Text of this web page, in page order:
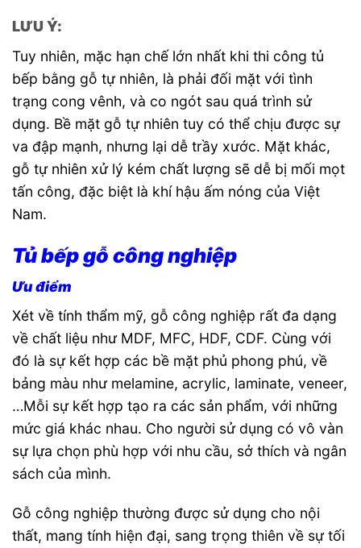
LƯU Ý:
Tuy nhiên, mặc hạn chế lớn nhất khi thi công tủ
bếp bằng gỗ tự nhiên, là phải đối mặt với tình
trạng cong vênh, và co ngót sau quá trình sử
dụng. Bề mặt gỗ tự nhiên tuy có thể chịu được sự
va đập mạnh, nhưng lại dễ trầy xước. Mặt khác,
gỗ tự nhiên xử lý kém chất lượng sẽ dễ bị mối mọt
tấn công, đặc biệt là khí hậu ấm nóng của Việt
Nam.
Tủ bếp gỗ công nghiệp
Ưu điểm
Xét về tính thẩm mỹ, gỗ công nghiệp rất đa dạng
về chất liệu như MDF, MFC, HDF, CDF. Cùng với
đó là sự kết hợp các bề mặt phủ phong phú, về
bảng màu như melamine, acrylic, laminate, veneer,
…Mỗi sự kết hợp tạo ra các sản phẩm, với những
mức giá khác nhau. Cho người sử dụng có vô vàn
sự lựa chọn phù hợp với nhu cầu, sở thích và ngân
sách của mình.
Gỗ công nghiệp thường được sử dụng cho nội
thất, mang tính hiện đại, sang trọng thiên về sự tối